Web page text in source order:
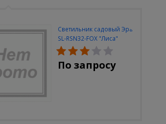
Светильник садовый Эра
SL-RSN32-FOX "Лиса"
солн.бат, полистоун,
цветной, 32 см
По запросу